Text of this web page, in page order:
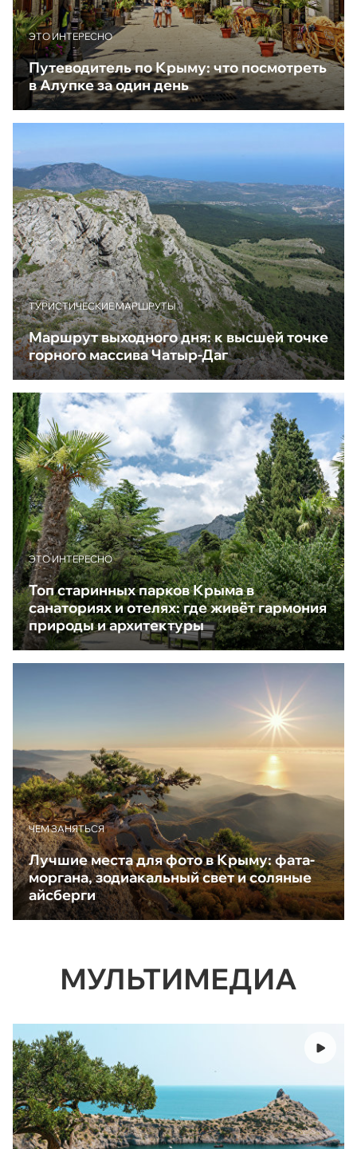
ЭТО ИНТЕРЕСНО
Путеводитель по Крыму: что посмотреть
в Алупке за один день
ТУРИСТИЧЕСКИЕ МАРШРУТЫ
Маршрут выходного дня: к высшей точке
горного массива Чатыр-Даг
ЭТО ИНТЕРЕСНО
Топ старинных парков Крыма в
санаториях и отелях: где живёт гармония
природы и архитектуры
ЧЕМ ЗАНЯТЬСЯ
Лучшие места для фото в Крыму: фата-
моргана, зодиакальный свет и соляные
айсберги
МУЛЬТИМЕДИА